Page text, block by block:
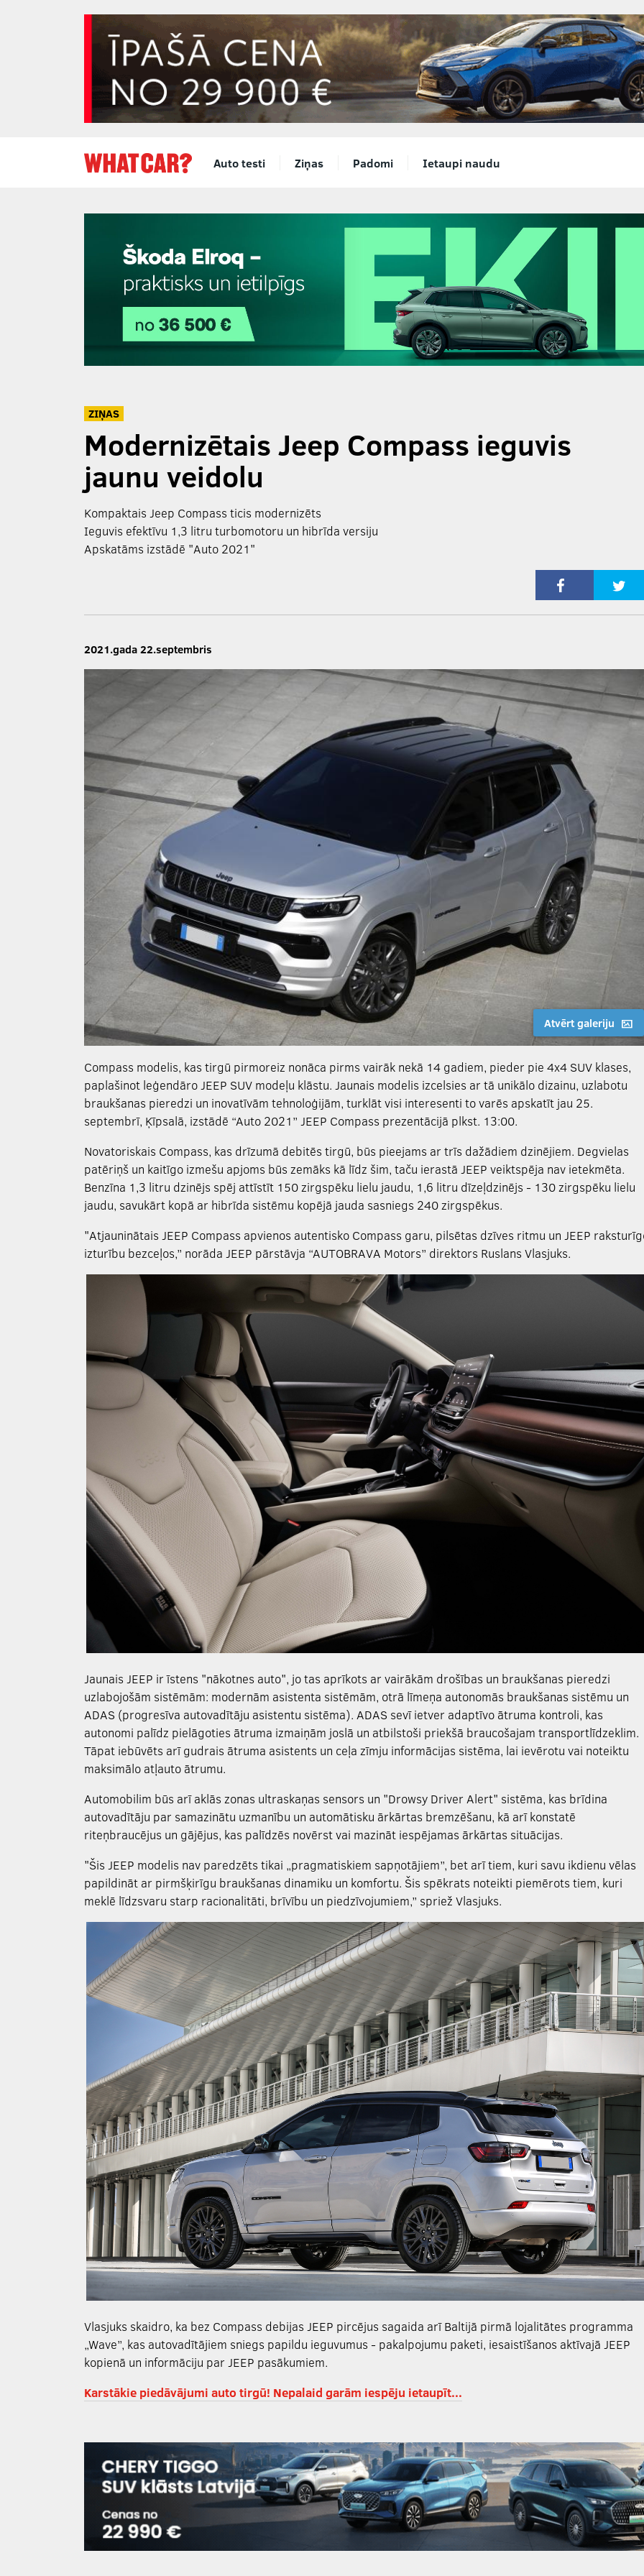
Auto testi Ziņas Padomi Ietaupi naudu
ZIŅAS
Modernizētais Jeep Compass ieguvis
jaunu veidolu
Kompaktais Jeep Compass ticis modernizēts
Ieguvis efektīvu 1,3 litru turbomotoru un hibrīda versiju
Apskatāms izstādē "Auto 2021"
2021.gada 22.septembris
Atvērt galeriju
Compass modelis, kas tirgū pirmoreiz nonāca pirms vairāk nekā 14 gadiem, pieder pie 4x4 SUV klases,
paplašinot leģendāro JEEP SUV modeļu klāstu. Jaunais modelis izcelsies ar tā unikālo dizainu, uzlabotu
braukšanas pieredzi un inovatīvām tehnoloģijām, turklāt visi interesenti to varēs apskatīt jau 25.
septembrī, Ķīpsalā, izstādē “Auto 2021” JEEP Compass prezentācijā plkst. 13:00.
Novatoriskais Compass, kas drīzumā debitēs tirgū, būs pieejams ar trīs dažādiem dzinējiem. Degvielas
patēriņš un kaitīgo izmešu apjoms būs zemāks kā līdz šim, taču ierastā JEEP veiktspēja nav ietekmēta.
Benzīna 1,3 litru dzinējs spēj attīstīt 150 zirgspēku lielu jaudu, 1,6 litru dīzeļdzinējs - 130 zirgspēku lielu
jaudu, savukārt kopā ar hibrīda sistēmu kopējā jauda sasniegs 240 zirgspēkus.
"Atjauninātais JEEP Compass apvienos autentisko Compass garu, pilsētas dzīves ritmu un JEEP
izturību bezceļos,” norāda JEEP pārstāvja “AUTOBRAVA Motors” direktors Ruslans Vlasjuks.
Jaunais JEEP ir īstens "nākotnes auto", jo tas aprīkots ar vairākām drošības un braukšanas pieredzi
uzlabojošām sistēmām: modernām asistenta sistēmām, otrā līmeņa autonomās braukšanas sistēmu un
ADAS (progresīva autovadītāju asistentu sistēma). ADAS sevī ietver adaptīvo ātruma kontroli, kas
autonomi palīdz pielāgoties ātruma izmaiņām joslā un atbilstoši priekšā braucošajam transportlīdzeklim.
Tāpat iebūvēts arī gudrais ātruma asistents un ceļa zīmju informācijas sistēma, lai ievērotu vai noteiktu
maksimālo atļauto ātrumu.
Automobilim būs arī aklās zonas ultraskaņas sensors un "Drowsy Driver Alert" sistēma, kas brīdina
autovadītāju par samazinātu uzmanību un automātisku ārkārtas bremzēšanu, kā arī konstatē
riteņbraucējus un gājējus, kas palīdzēs novērst vai mazināt iespējamas ārkārtas situācijas.
"Šis JEEP modelis nav paredzēts tikai „pragmatiskiem sapņotājiem”, bet arī tiem, kuri savu ikdienu vēlas
papildināt ar pirmšķirīgu braukšanas dinamiku un komfortu. Šis spēkrats noteikti piemērots tiem, kuri
meklē līdzsvaru starp racionalitāti, brīvību un piedzīvojumiem,” spriež Vlasjuks.
Vlasjuks skaidro, ka bez Compass debijas JEEP pircējus sagaida arī Baltijā pirmā lojalitātes programma
„Wave”, kas autovadītājiem sniegs papildu ieguvumus - pakalpojumu paketi, iesaistīšanos aktīvajā JEEP
kopienā un informāciju par JEEP pasākumiem.
Karstākie piedāvājumi auto tirgū! Nepalaid garām iespēju ietaupīt...